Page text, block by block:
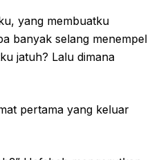
yang membuatku
banyak selang menempel
jatuh? Lalu dimana
pertama yang keluar